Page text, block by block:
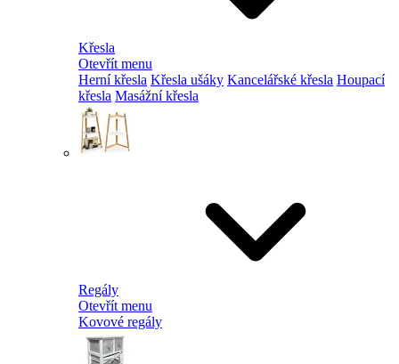
Křesla
Otevřít menu
Herní křesla Křesla ušáky Kancelářské křesla Houpací
křesla Masážní křesla
Regály
Otevřít menu
Kovové regály